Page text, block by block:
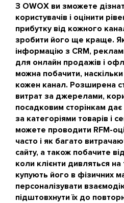
З OWOX ви зможете
користувачів і оцінити
прибутку від кожного
зробити його ще краще.
інформацію з CRM,
для онлайн продажів і
можна побачити,
кожен канал. Розширена
витрат за джерелами,
посадковим сторінкам дає
за категоріями товарів і
можете проводити RFM-
часто і як багато
сайту, а також побачите
коли клієнти дивляться
купують його в фізичних
персоналізувати
підштовхнути їх до